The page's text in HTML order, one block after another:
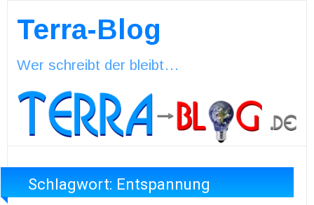
Terra-Blog
Wer schreibt der bleibt…
Schlagwort: Entspannung